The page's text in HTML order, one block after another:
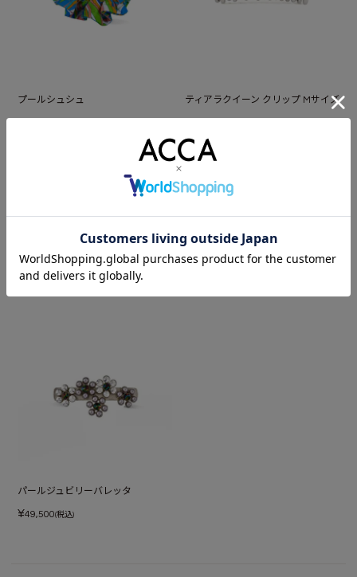
プールシュシュ
¥
ティアラクイーン クリップ Mサイズ
¥
パールジュビリーバレッタ
¥49,500(税込)